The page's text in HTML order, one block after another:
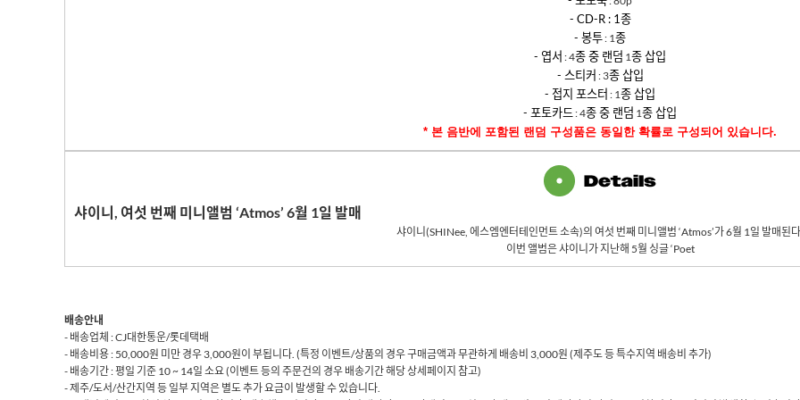
- CD-R : 1종
- 봉투: 1종
- 엽서 : 4종 중 랜덤 1종 삽입
- 스티커 : 3종 삽입
- 접지 포스터 : 1종 삽입
- 포토카드 : 4종 중 랜덤 1종 삽입
* 본 음반에 포함된 랜덤 구성품은 동일한 확률로 구성되어 있습니다.
샤이니 여섯 번째 미니앨범 ‘Atmos’ 6월 1일 발매
샤이니 (SHINee, 에스엠엔터테인먼트 소속)의 여섯 번째 미니앨범 ‘Atmos’가6월 1 일 발매된다
이번 앨범은 샤이니가 지난해 5월 싱글‘Poet
배송안내
- 배송업체 : CJ대한통운/롯데택배
- 배송비용 : 50,000원 미만 경우 3,000원이 부됩니다. (특정 이벤트/상품의 경우 구매금액과 무관하게 배송비 3,000원 (제주도 등 특수지역 배송비 추가)
- 배송기간 : 평일 기준 10 ~ 14일 소요 (이벤트 등의 주문건의 경우 배송기간 해당 상세페이지 참고)
- 제주/도서/산간지역 등 일부 지역은 별도 추가 요금이 발생할 수 있습니다.